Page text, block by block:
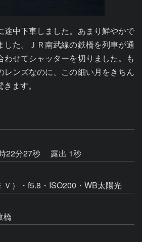
途中下車しました。あまり鮮やかで
した。ＪＲ南武線の鉄橋を列車が通
わせてシャッターを切りました。も
レンズなのに、この細い月をきちん
ます。
22分27秒
露出 1秒
Ｖ）・f5.8・ISO200・WB太陽光
橋